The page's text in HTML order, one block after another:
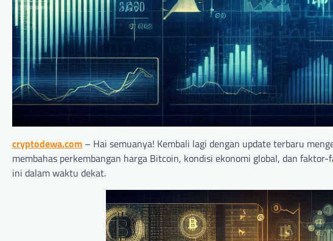
cryptodewa.com – Hai semuanya! Kembali lagi dengan update terbaru
membahas perkembangan harga Bitcoin, kondisi ekonomi global, dan
ini dalam waktu dekat.